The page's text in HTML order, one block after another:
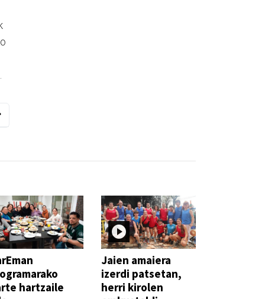
hartzaile
Jaien amaiera
izerdi patsetan,
herri kirolen